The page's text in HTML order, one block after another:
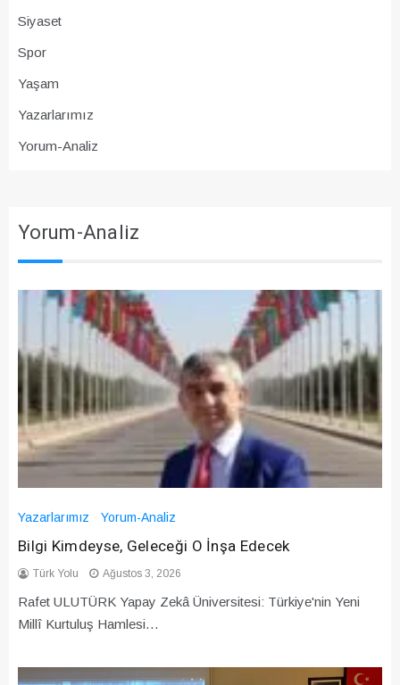
Siyaset
Spor
Yaşam
Yazarlarımız
Yorum-Analiz
Yorum-Analiz
Yazarlarımız Yorum-Analiz
Bilgi Kimdeyse, Geleceği O İnşa Edecek
Türk Yolu Ağustos 3, 2026
Rafet ULUTÜRK Yapay Zekâ Üniversitesi: Türkiye'nin Yeni
Millî Kurtuluş Hamlesi…